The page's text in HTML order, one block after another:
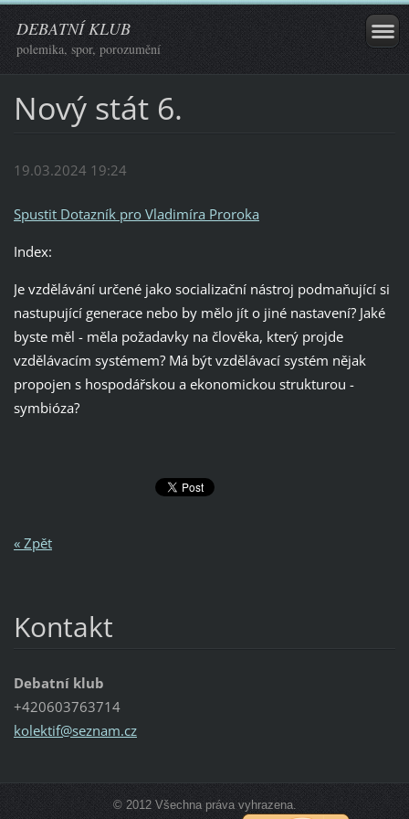
DEBATNÍ KLUB
polemika, spor, porozumění
Nový stát 6.
19.03.2024 19:24
Spustit Dotazník pro Vladimíra Proroka
Index:
Je vzdělávání určené jako socializační nástroj podmaňující si
nastupující generace nebo by mělo jít o jiné nastavení? Jaké
byste měl - měla požadavky na člověka, který projde
vzdělávacím systémem? Má být vzdělávací systém nějak
propojen s hospodářskou a ekonomickou strukturou -
symbióza?
« Zpět
Kontakt
Debatní klub
+420603763714
kolektif@seznam.cz
© 2012 Všechna práva vyhrazena.